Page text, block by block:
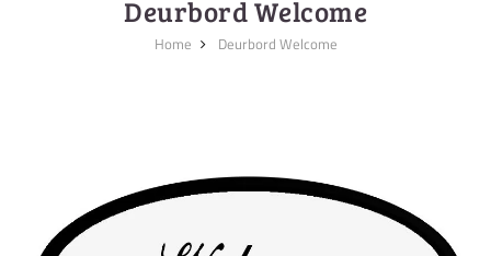
Deurbord Welcome
Home Deurbord Welcome